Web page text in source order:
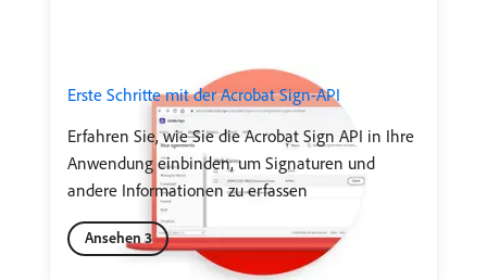
Erste Schritte mit der Acrobat Sign-API
Erfahren Sie, wie Sie die Acrobat Sign API in Ihre
Anwendung einbinden, um Signaturen und
andere Informationen zu erfassen
Ansehen 3